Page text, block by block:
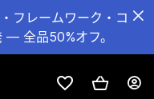
フレームワーク・コ
— 全品50%オフ。